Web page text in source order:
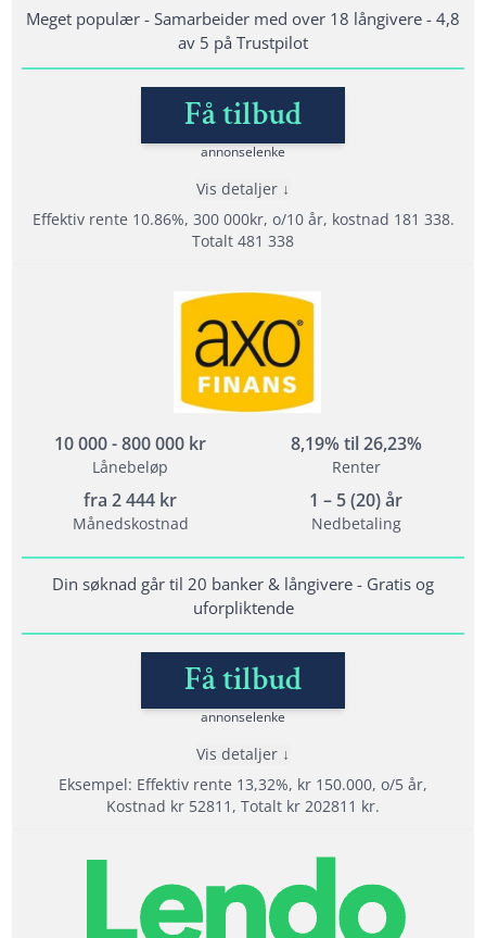
betalingsanmerkninger
Nedbetalingstid: 1 - 15 år
Effektiv Rente: 5,01% – 25,00%
Les mer om DigiFinans →
Meget populær - Samarbeider med over 18 långivere - 4,8
av 5 på Trustpilot
Få tilbud
annonselenke
Effektiv rente 10.86%, 300 000kr, o/10 år, kostnad 181 338.
Totalt 481 338
Vis detaljer
Samarbeider med hele 18 långivere
4,8 av 5 i rating på Trustpilot (4,8)
Tilbyr refinansiering
Minimum alder: 20 år
Krav til inntekt: 120 000
Lånedetaljer
Nedbetalingstid: 1 - 20 år
Etableringsgebyr: 950 kr
Effektiv rente: 6,90% til 24,9%
Les mer om Uno Finans →
10 000 - 800 000 kr
Lånebeløp
8,19% til 26,23%
Renter
fra 2 444 kr
Månedskostnad
1 – 5 (20) år
Nedbetaling
Din søknad går til 20 banker & långivere - Gratis og
uforpliktende
Få tilbud
annonselenke
Eksempel: Effektiv rente 13,32%, kr 150.000, o/5 år,
Kostnad kr 52811, Totalt kr 202811 kr.
Vis detaljer
Fordeler
Velg beste tilbudet av 20 långivere
Tilbyr refinansiering med opp til 20 års